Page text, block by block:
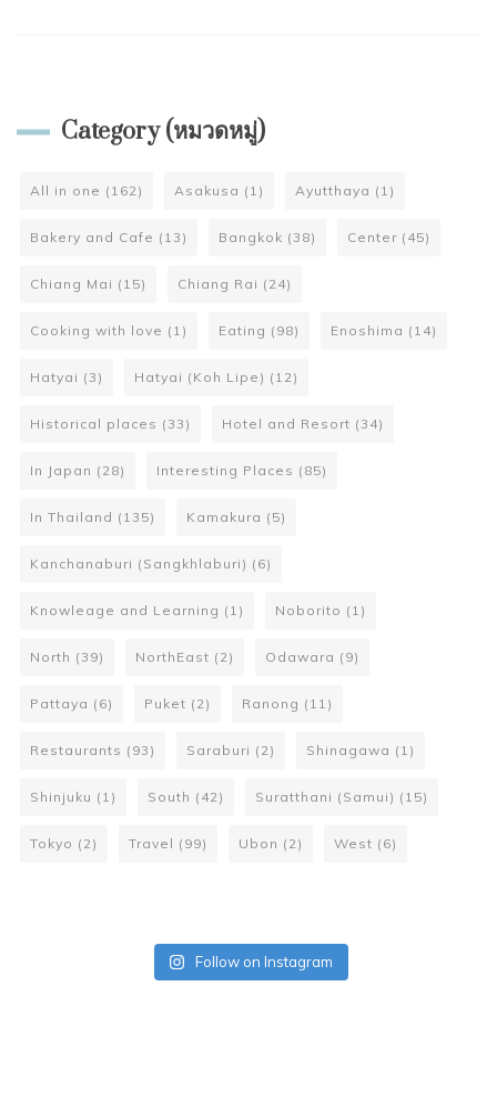
Category (หมวดหมู่)
All in one (162) Asakusa (1) Ayutthaya (1)
Bakery and Cafe (13) Bangkok (38) Center (45)
Chiang Mai (15) Chiang Rai (24)
Cooking with love (1) Eating (98) Enoshima (14)
Hatyai (3) Hatyai (Koh Lipe) (12)
Historical places (33) Hotel and Resort (34)
In Japan (28) Interesting Places (85)
In Thailand (135) Kamakura (5)
Kanchanaburi (Sangkhlaburi) (6)
Knowleage and Learning (1) Noborito (1)
North (39) NorthEast (2) Odawara (9)
Pattaya (6) Puket (2) Ranong (11)
Restaurants (93) Saraburi (2) Shinagawa (1)
Shinjuku (1) South (42) Suratthani (Samui) (15)
Tokyo (2) Travel (99) Ubon (2) West (6)
Follow on Instagram